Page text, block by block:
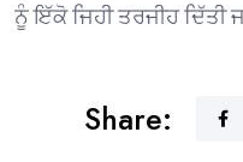
ਨੂੰ ਇੱਕੋ ਜਿਹੀ ਤਰਜੀਹ ਦਿੱਤੀ
Share: